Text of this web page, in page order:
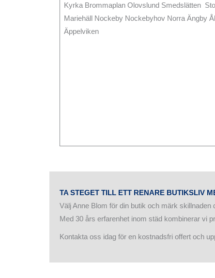
Kyrka Brommaplan Olovslund Smedslätten
Mariehäll Nockeby Nockebyhov Norra Ängby
Äppelviken
TA STEGET TILL ETT RENARE BUTIKSLIV
Välj Anne Blom för din butik och märk
Med 30 års erfarenhet inom städ kombinerar vi
Kontakta oss idag för en kostnadsfri offert och